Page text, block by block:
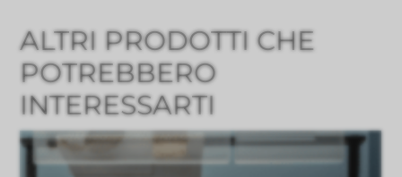
ALTRI PRODOTTI CHE
POTREBBERO
INTERESSARTI